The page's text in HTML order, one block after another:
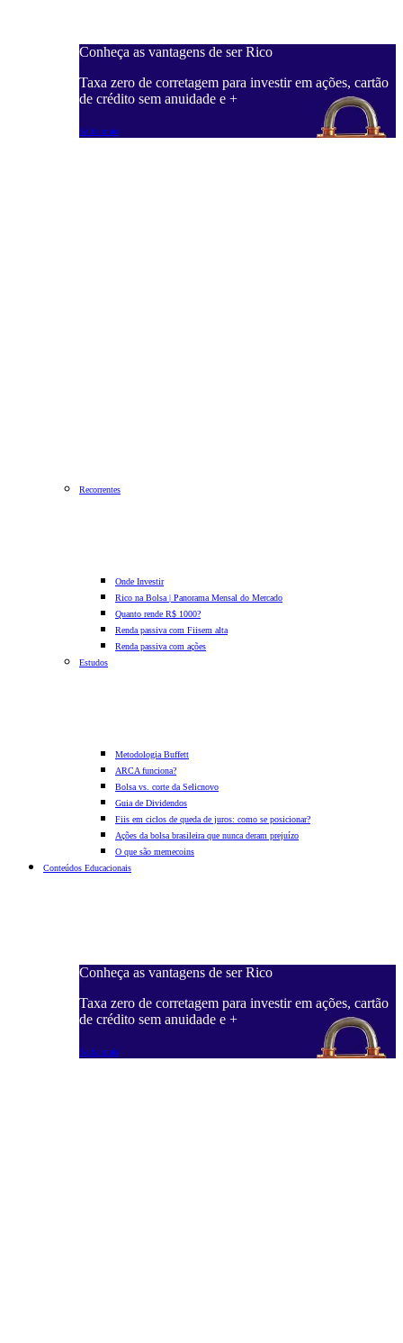
Conheça as vantagens de ser Rico
Taxa zero de corretagem para investir em ações, cartão
de crédito sem anuidade e +
Saiba mais
Recorrentes
Onde Investir
Rico na Bolsa | Panorama Mensal do Mercado
Quanto rende R$ 1000?
Renda passiva com Fiisem alta
Renda passiva com ações
Estudos
Metodologia Buffett
ARCA funciona?
Bolsa vs. corte da Selicnovo
Guia de Dividendos
Fiis em ciclos de queda de juros: como se posicionar?
Ações da bolsa brasileira que nunca deram prejuízo
O que são memecoins
Conteúdos Educacionais
Conheça as vantagens de ser Rico
Taxa zero de corretagem para investir em ações, cartão
de crédito sem anuidade e +
Saiba mais